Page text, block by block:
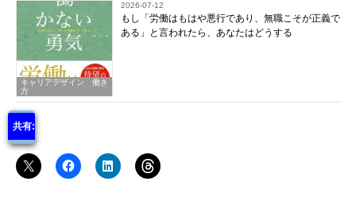
キャリアデザイン 働き
方
2026-07-12
もし「労働はもはや悪行であり、無職こそが正義で
ある」と言われたら、あなたはどうする
共有: